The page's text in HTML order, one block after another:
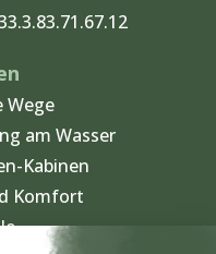
Wege
am Wasser
Kabinen
Komfort